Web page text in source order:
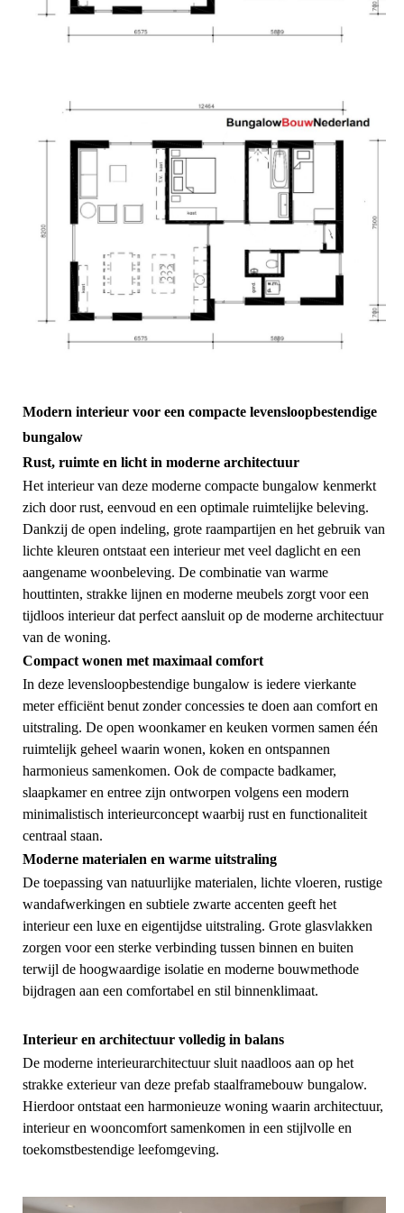
Modern interieur voor een compacte levensloopbestendige
bungalow
Rust, ruimte en licht in moderne architectuur
Het interieur van deze moderne compacte bungalow kenmerkt
zich door rust, eenvoud en een optimale ruimtelijke beleving.
Dankzij de open indeling, grote raampartijen en het gebruik van
lichte kleuren ontstaat een interieur met veel daglicht en een
aangename woonbeleving. De combinatie van warme
houttinten, strakke lijnen en moderne meubels zorgt voor een
tijdloos interieur dat perfect aansluit op de moderne architectuur
van de woning.
Compact wonen met maximaal comfort
In deze levensloopbestendige bungalow is iedere vierkante
meter efficiënt benut zonder concessies te doen aan comfort en
uitstraling. De open woonkamer en keuken vormen samen één
ruimtelijk geheel waarin wonen, koken en ontspannen
harmonieus samenkomen. Ook de compacte badkamer,
slaapkamer en entree zijn ontworpen volgens een modern
minimalistisch interieurconcept waarbij rust en functionaliteit
centraal staan.
Moderne materialen en warme uitstraling
De toepassing van natuurlijke materialen, lichte vloeren, rustige
wandafwerkingen en subtiele zwarte accenten geeft het
interieur een luxe en eigentijdse uitstraling. Grote glasvlakken
zorgen voor een sterke verbinding tussen binnen en buiten
terwijl de hoogwaardige isolatie en moderne bouwmethode
bijdragen aan een comfortabel en stil binnenklimaat.
Interieur en architectuur volledig in balans
De moderne interieurarchitectuur sluit naadloos aan op het
strakke exterieur van deze prefab staalframebouw bungalow.
Hierdoor ontstaat een harmonieuze woning waarin architectuur,
interieur en wooncomfort samenkomen in een stijlvolle en
toekomstbestendige leefomgeving.